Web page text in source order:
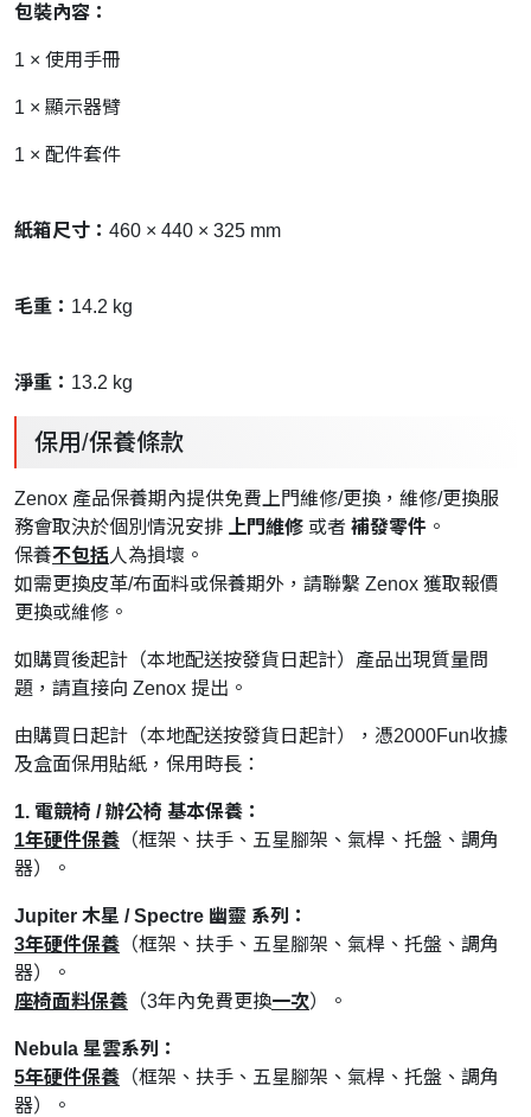
包裝內容：
1 × 使用手冊
1 × 顯示器臂
1 × 配件套件
紙箱尺寸： 460 × 440 × 325 mm
毛重： 14.2 kg
淨重： 13.2 kg
保用/保養條款
Zenox 產品保養期內提供免費上門維修/更換，維修/更換服
務會取決於個別情況安排
上門維修 或者 補發零件 。
保養不包括 人為損壞。
如需更換皮革/布面料或保養期外，請聯繫 Zenox 獲取報價
更換或維修。
如購買後起計（本地配送按發貨日起計）產品出現質量問
題，請直接向 Zenox 提出。
由購買日起計（本地配送按發貨日起計），憑2000Fun收據
及盒面保用貼紙，保用時長：
1. 電競椅 / 辦公椅 基本保養：
1年硬件保養 （框架、扶手、五星腳架、氣桿、托盤、調角
器）。
Jupiter 木星 / Spectre 幽靈 系列：
3年硬件保養 （框架、扶手、五星腳架、氣桿、托盤、調角
器）。
座椅面料保養 （3年內免費更換一次）。
Nebula 星雲系列：
5年硬件保養 （框架、扶手、五星腳架、氣桿、托盤、調角
器）。